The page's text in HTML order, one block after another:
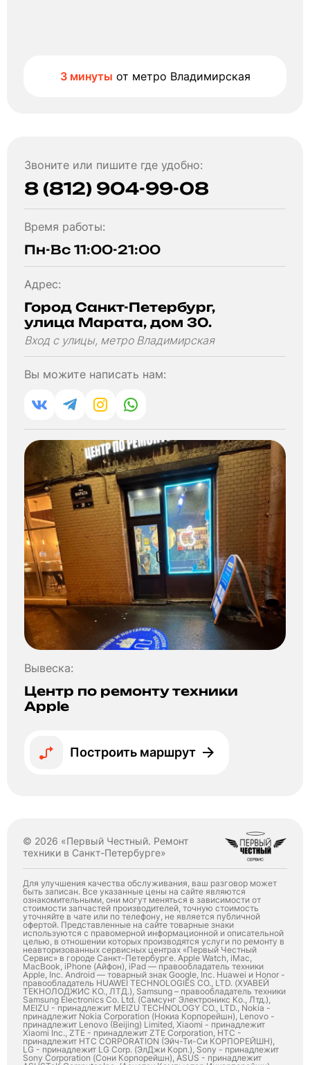
3 минуты от метро Владимирская
Звоните или пишите где удобно:
8 (812) 904-99-08
Время работы:
Пн-Вс 11:00-21:00
Адрес:
Город Санкт-Петербург,
улица Марата, дом 30.
Вход с улицы, метро Владимирская
Вы можите написать нам:
Вывеска:
Центр по ремонту техники
Apple
Построить маршрут
© 2026 «Первый Честный. Ремонт
техники в Санкт-Петербурге»
Для улучшения качества обслуживания, ваш разговор может
быть записан. Все указанные цены на сайте являются
ознакомительными, они могут меняться в зависимости от
стоимости запчастей производителей, точную стоимость
уточняйте в чате или по телефону, не является публичной
офертой. Представленные на сайте товарные знаки
используются с правомерной информационной и описательной
целью, в отношении которых производятся услуги по ремонту в
неавторизованных сервисных центрах «Первый Честный
Сервис» в городе Санкт-Петербурге. Apple Watch, iMac,
MacBook, iPhone (Айфон), iPad — правообладатель техники
Apple, Inc. Android — товарный знак Google, Inc. Huawei и Honor -
правообладатель HUAWEI TECHNOLOGIES CO., LTD. (ХУАВЕЙ
ТЕКНОЛОДЖИС КО., ЛТД.), Samsung – правообладатель техники
Samsung Electronics Co. Ltd. (Самсунг Электроникс Ко., Лтд.),
MEIZU - принадлежит MEIZU TECHNOLOGY CO., LTD., Nokia -
принадлежит Nokia Corporation (Нокиа Корпорейшн), Lenovo -
принадлежит Lenovo (Beijing) Limited, Xiaomi - принадлежит
Xiaomi Inc., ZTE - принадлежит ZTE Corporation, HTC -
принадлежит HTC CORPORATION (Эйч-Ти-Си КОРПОРЕЙШН),
LG - принадлежит LG Corp. (ЭлДжи Корп.), Sony - принадлежит
Sony Corporation (Сони Корпорейшн), ASUS - принадлежит